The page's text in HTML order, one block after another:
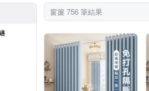
窗簾 756 筆結果